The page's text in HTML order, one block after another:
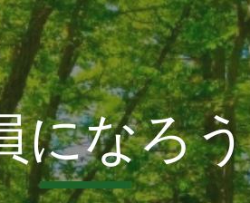
Skip to navigation
になろう